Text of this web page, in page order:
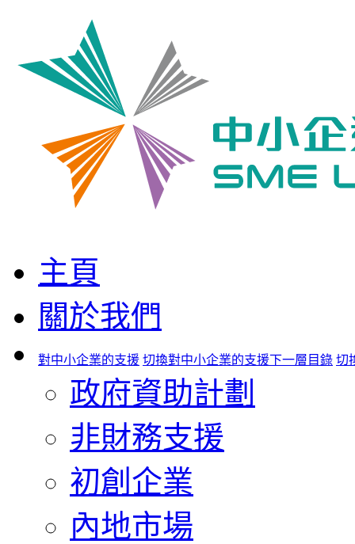
主頁
關於我們
對中小企業的支援 切換對中小企業的支援下一層目錄 切
政府資助計劃
非財務支援
初創企業
內地市場